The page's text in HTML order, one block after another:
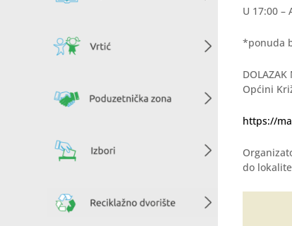
U 17:00
*ponuda
Općini
https://
do